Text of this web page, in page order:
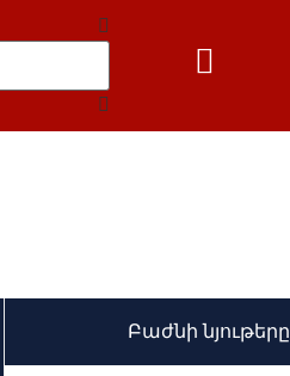
Բաժնի նյութերը